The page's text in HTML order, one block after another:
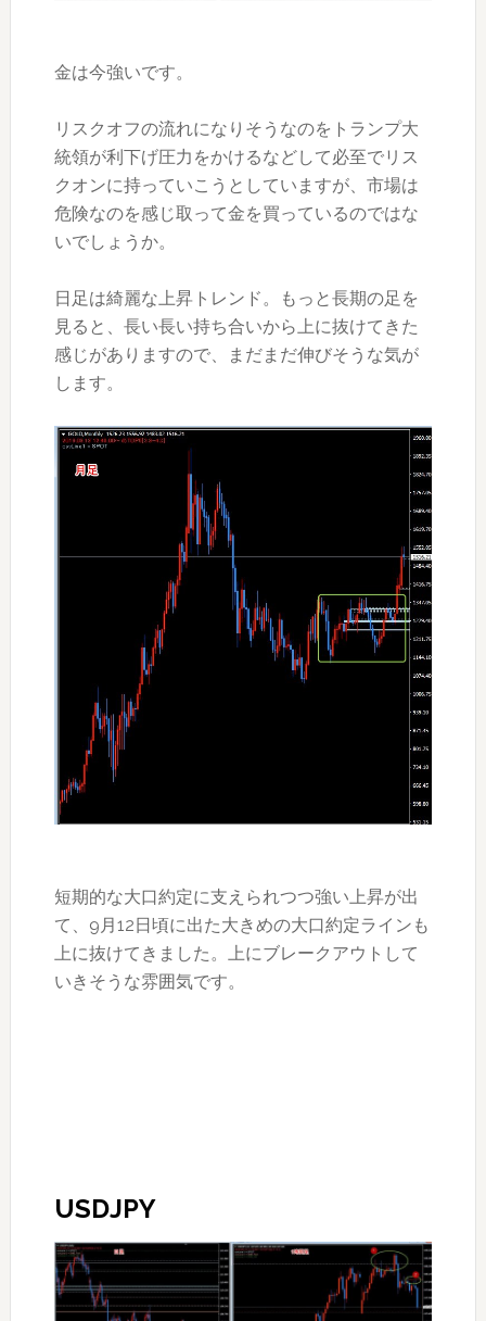
金は今強いです。
リスクオフの流れになりそうなのをトランプ大
統領が利下げ圧力をかけるなどして必至でリス
クオンに持っていこうとしていますが、市場は
危険なのを感じ取って金を買っているのではな
いでしょうか。
日足は綺麗な上昇トレンド。もっと長期の足を
見ると、長い長い持ち合いから上に抜けてきた
感じがありますので、まだまだ伸びそうな気が
します。
短期的な大口約定に支えられつつ強い上昇が出
て、9月12日頃に出た大きめの大口約定ラインも
上に抜けてきました。上にブレークアウトして
いきそうな雰囲気です。
USDJPY